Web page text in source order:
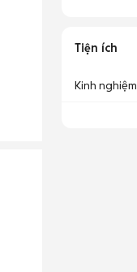
Tiện ích
Kinh nghiệm